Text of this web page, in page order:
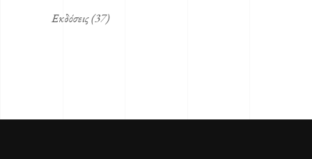
Εκδόσεις(37)